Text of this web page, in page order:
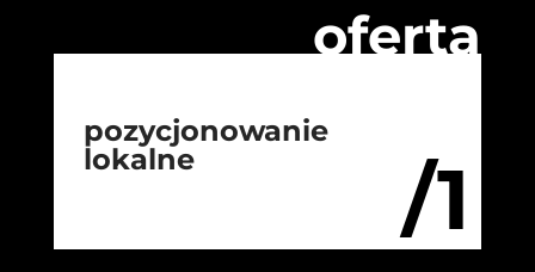
oferta
/1
pozycjonowanie
lokalne